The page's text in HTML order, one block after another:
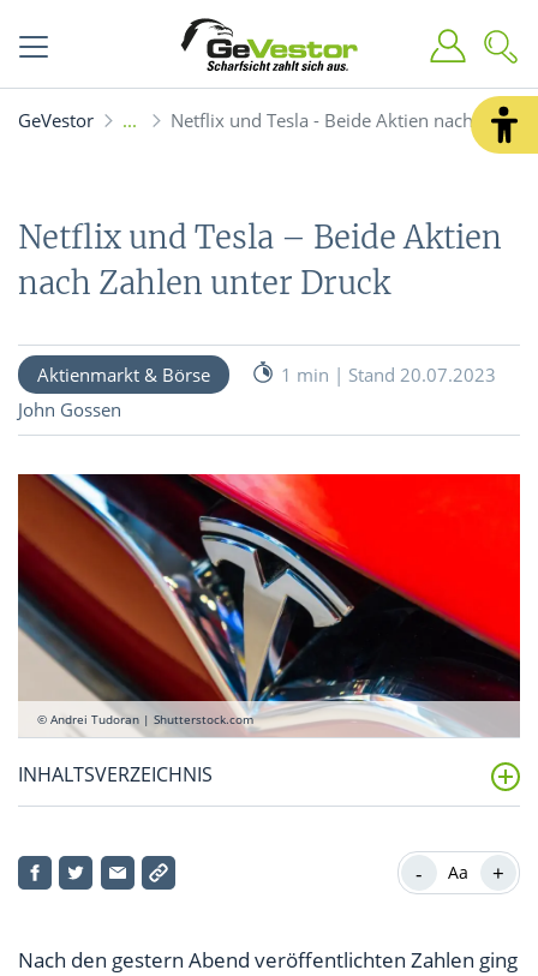
GeVestor Netflix und Tesla - Beide Aktien nach
Netflix und Tesla – Beide Aktien
nach Zahlen unter Druck
Aktienmarkt & Börse
1 min | Stand 20.07.2023
John Gossen
© Andrei Tudoran | Shutterstock.com
INHALTSVERZEICHNIS
Nasdaq 100 – Chance für 15.300 Punkte? - Aa +
Nach den gestern Abend veröffentlichten Zahlen ging